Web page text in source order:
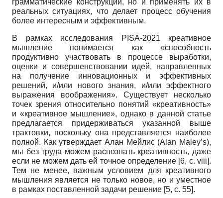
реальных ситуациях, что делает процесс обучения
более интересным и эффективным.
В рамках исследования PISA-2021 креативное
мышление понимается как «способность
продуктивно участвовать в процессе выработки,
оценки и совершенствовании идей, направленных
на получение инновационных и эффективных
решений, и/или нового знания, и/или эффектного
выражения воображения». Существует несколько
точек зрения относительно понятий «креативность»
и «креативное мышление», однако в данной статье
предлагается придерживаться указанной выше
трактовки, поскольку она представляется наиболее
полной. Как утверждает Алан Мейлис (Alan Maley’s),
мы без труда можем распознать креативность, даже
если не можем дать ей точное определение [6, с. viii].
Тем не менее, важным условием для креативного
мышления является не только новое, но и уместное
в рамках поставленной задачи решение [5, c. 55].